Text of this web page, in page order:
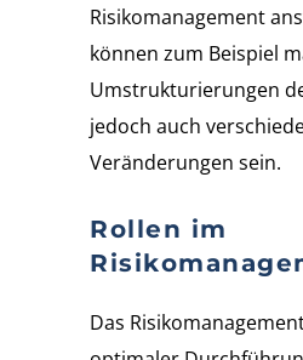
Risikomanagement
können zum Beispiel
Umstrukturierungen
jedoch auch
Veränderungen sein.
Rollen im
Das